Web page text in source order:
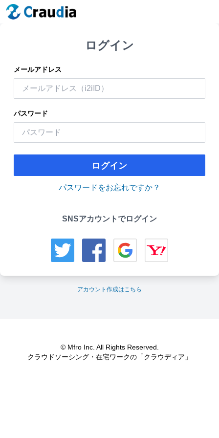
ログイン
メールアドレス
パスワード
ログイン
パスワードをお忘れですか？
SNSアカウントでログイン
アカウント作成はこちら
© Mfro Inc. All Rights Reserved.
クラウドソーシング・在宅ワークの「クラウディア」